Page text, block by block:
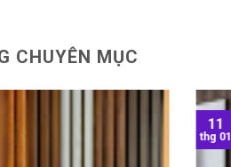
CHUYÊN MỤC
11
thg 01